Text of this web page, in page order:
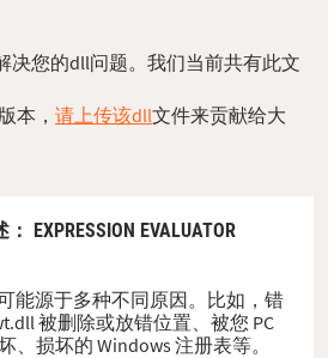
决您的dll问题。我们当前共有此文
本， 请上传该dll文件来贡献给大
： EXPRESSION EVALUATOR
能源于多种不同原因。比如，错
被删除或放错位置、被您 PC
、损坏的 Windows 注册表等。